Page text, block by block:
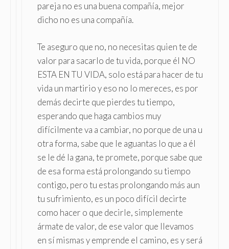
pareja no es una buena compañía, mejor
dicho no es una compañía.
Te aseguro que no, no necesitas quien te de
valor para sacarlo de tu vida, porque él NO
ESTA EN TU VIDA, solo está para hacer de tu
vida un martirio y eso no lo mereces, es por
demás decirte que pierdes tu tiempo,
esperando que haga cambios muy
difícilmente va a cambiar, no porque de una u
otra forma, sabe que le aguantas lo que a él
se le dé la gana, te promete, porque sabe que
de esa forma está prolongando su tiempo
contigo, pero tu estas prolongando más aun
tu sufrimiento, es un poco difícil decirte
como hacer o que decirle, simplemente
ármate de valor, de ese valor que llevamos
en sí mismas y emprende el camino, es y será